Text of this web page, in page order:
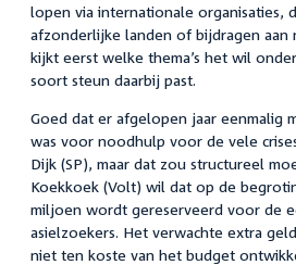
lopen via internationale organisaties,
afzonderlijke landen of bijdragen aan
kijkt eerst welke thema’s het wil
soort steun daarbij past.
Goed dat er afgelopen jaar eenmalig
was voor noodhulp voor de vele
Dijk (SP), maar dat zou structureel
Koekkoek (Volt) wil dat op de
miljoen wordt gereserveerd voor de
asielzoekers. Het verwachte extra
niet ten koste van het budget